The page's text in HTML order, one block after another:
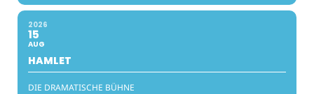
2026
15
AUG
HAMLET
DIE DRAMATISCHE BÜHNE